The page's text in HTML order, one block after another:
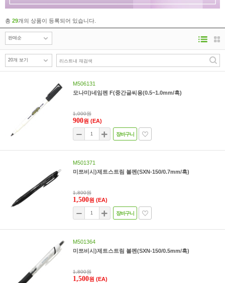
총 29개의 상품이 등록되어 있습니다.
M506131
모나미)네임펜 F(중간글씨용(0.5~1.0mm/흑)
1,000원
900원 (EA)
장바구니
M501371
미쯔비시)제트스트림 볼펜(SXN-150/0.7mm/흑)
1,800원
1,500원 (EA)
장바구니
M501364
미쯔비시)제트스트림 볼펜(SXN-150/0.5mm/흑)
1,800원
1,500원 (EA)